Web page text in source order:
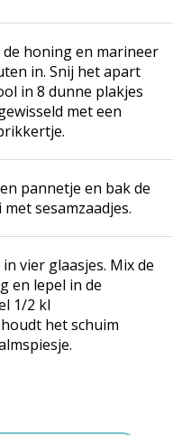
honing en marineer
in. Snij het apart
in 8 dunne plakjes
met een
pannetje en bak de
sesamzaadjes.
vier glaasjes. Mix de
en lepel in de
1/2 kl
het schuim